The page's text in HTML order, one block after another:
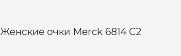
Женские очки Merck 6814 C2